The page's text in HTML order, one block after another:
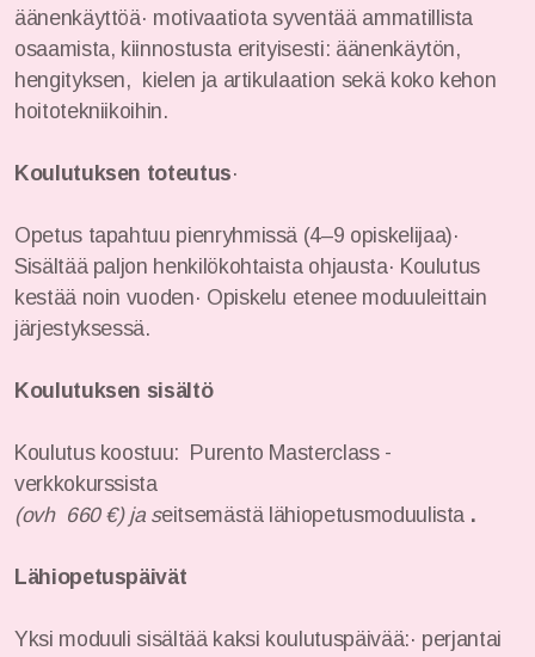
äänenkäyttöä· motivaatiota syventää ammatillista
osaamista, kiinnostusta erityisesti: äänenkäytön,
hengityksen, kielen ja artikulaation sekä koko kehon
hoitotekniikoihin.
Koulutuksen toteutus·
Opetus tapahtuu pienryhmissä (4–9 opiskelijaa)·
Sisältää paljon henkilökohtaista ohjausta· Koulutus
kestää noin vuoden· Opiskelu etenee moduuleittain
järjestyksessä.
Koulutuksen sisältö
Koulutus koostuu: Purento Masterclass -
verkkokurssista
(ovh 660 €) ja seitsemästä lähiopetusmoduulista .
Lähiopetuspäivät
Yksi moduuli sisältää kaksi koulutuspäivää:· perjantai